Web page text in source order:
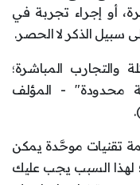
أو إجراء تجربة في
سبيل الذكر لا الحصر.
والتجارب المباشرة؛
محدودة" - المؤلف
تقنيات موحَّدة يمكن
لهذا السبب يجب عليك